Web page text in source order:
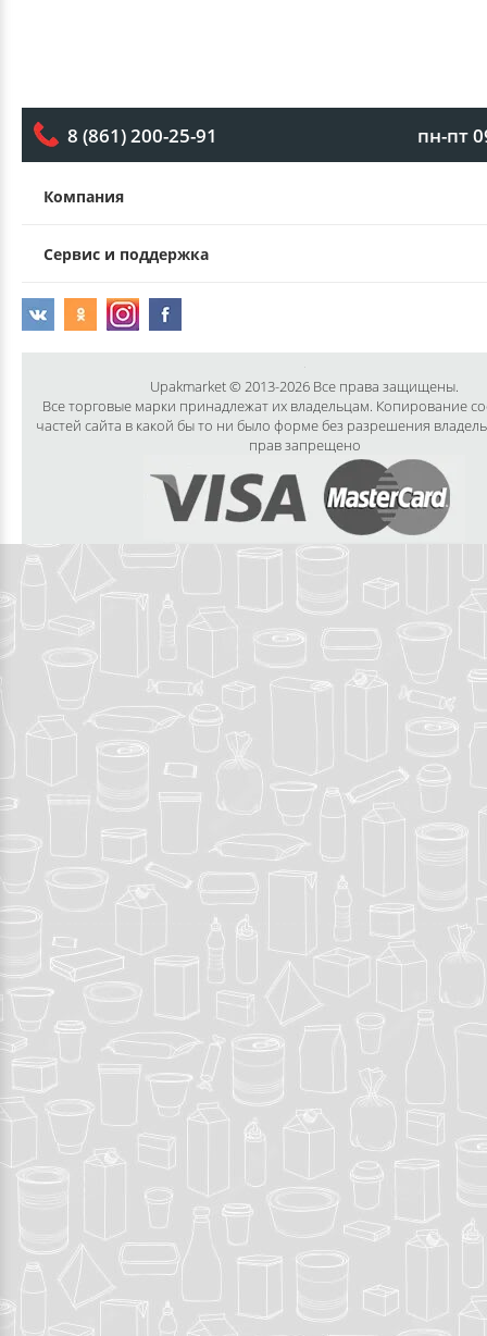
8 (861) 200-25-91 пн-пт
Компания
Сервис и поддержка
Upakmarket © 2013-2026 Все права защищены.
Все торговые марки принадлежат их владельцам. Копирование
частей сайта в какой бы то ни было форме без разрешения
прав запрещено